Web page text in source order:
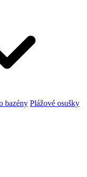
bazény Plážové osušky